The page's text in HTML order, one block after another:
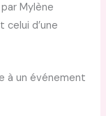
Mylène
d’une
à un événement